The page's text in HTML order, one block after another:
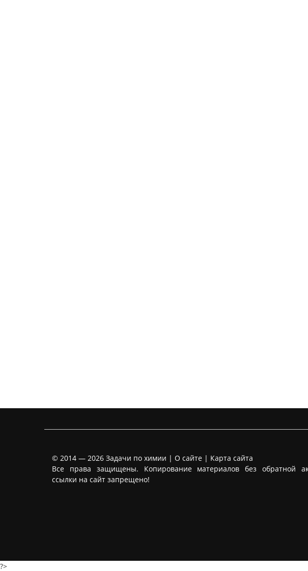
© 2014 — 2026 Задачи по химии | О сайте | Карта сайта
Все права защищены. Копирование материалов без обратной
ссылки на сайт запрещено!
?>